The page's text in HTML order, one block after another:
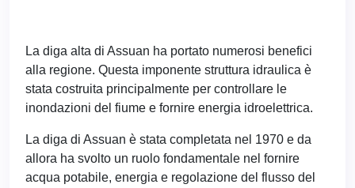
La diga alta di Assuan ha portato numerosi benefici
alla regione. Questa imponente struttura idraulica è
stata costruita principalmente per controllare le
inondazioni del fiume e fornire energia idroelettrica.
La diga di Assuan è stata completata nel 1970 e da
allora ha svolto un ruolo fondamentale nel fornire
acqua potabile, energia e regolazione del flusso del